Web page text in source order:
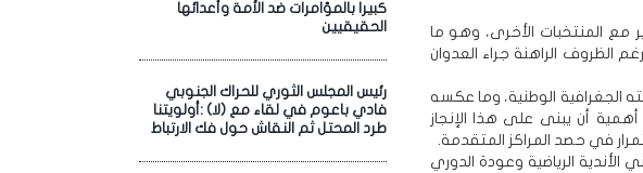
كبيرا بالمؤامرات ضد الأمة وأعدائها
الحقيقيين
رئيس المجلس الثوري للحراك الجنوبي
فادي باعوم في لقاء مع (لا) :أولويتنا
طرد المحتل ثم النقاش حول فك الارتباط
مع المنتخبات الأخرى، وهو ما
الظروف الراهنة جراء العدوان
الجغرافية الوطنية، وما عكسه
أن يبنى على هذا الإنجاز
في حصد المراكز المتقدمة.
الرياضية وعودة الدوري